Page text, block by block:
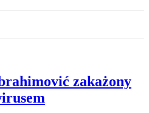
zakażony